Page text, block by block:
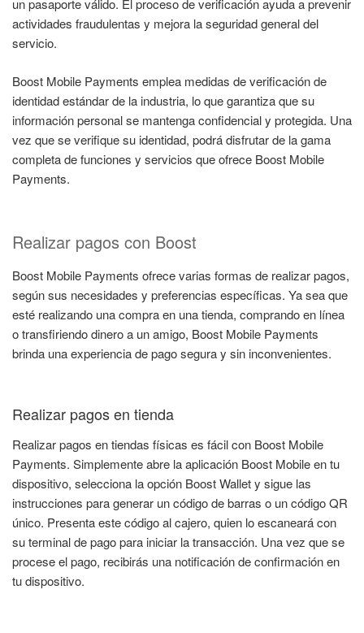
un pasaporte válido. El proceso de verificación ayuda a prevenir
actividades fraudulentas y mejora la seguridad general del
servicio.
Boost Mobile Payments emplea medidas de verificación de
identidad estándar de la industria, lo que garantiza que su
información personal se mantenga confidencial y protegida. Una
vez que se verifique su identidad, podrá disfrutar de la gama
completa de funciones y servicios que ofrece Boost Mobile
Payments.
Realizar pagos con Boost
Boost Mobile Payments ofrece varias formas de realizar pagos,
según sus necesidades y preferencias específicas. Ya sea que
esté realizando una compra en una tienda, comprando en línea
o transfiriendo dinero a un amigo, Boost Mobile Payments
brinda una experiencia de pago segura y sin inconvenientes.
Realizar pagos en tienda
Realizar pagos en tiendas físicas es fácil con Boost Mobile
Payments. Simplemente abre la aplicación Boost Mobile en tu
dispositivo, selecciona la opción Boost Wallet y sigue las
instrucciones para generar un código de barras o un código QR
único. Presenta este código al cajero, quien lo escaneará con
su terminal de pago para iniciar la transacción. Una vez que se
procese el pago, recibirás una notificación de confirmación en
tu dispositivo.